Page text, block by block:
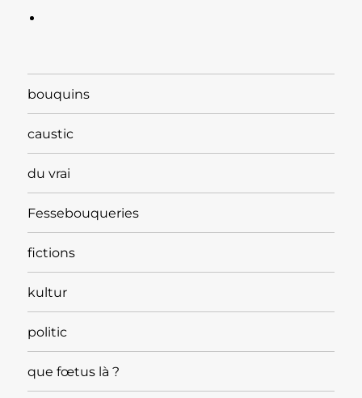
bouquins
caustic
du vrai
Fessebouqueries
fictions
kultur
politic
que fœtus là ?